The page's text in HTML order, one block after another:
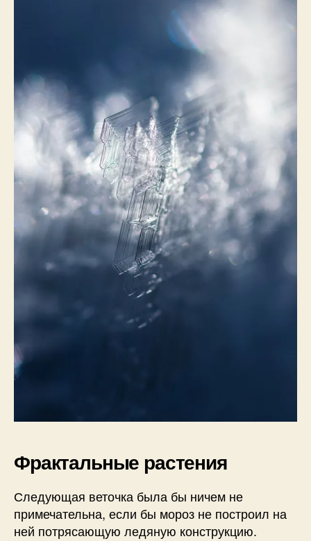
Фрактальные растения
Следующая веточка была бы ничем не
примечательна, если бы мороз не построил на
ней потрясающую ледяную конструкцию.